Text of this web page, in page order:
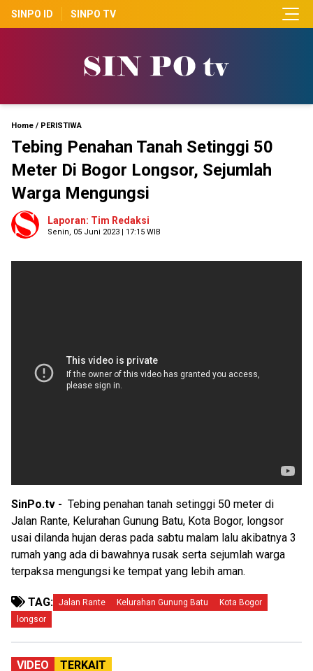
SINPO ID SINPO TV
Home / PERISTIWA
Tebing Penahan Tanah Setinggi 50
Meter Di Bogor Longsor, Sejumlah
Warga Mengungsi
Laporan: Tim Redaksi
Senin, 05 Juni 2023 | 17:15 WIB
SinPo.tv - Tebing penahan tanah setinggi 50 meter di
Jalan Rante, Kelurahan Gunung Batu, Kota Bogor, longsor
usai dilanda hujan deras pada sabtu malam lalu akibatnya 3
rumah yang ada di bawahnya rusak serta sejumlah warga
terpaksa mengungsi ke tempat yang lebih aman.
TAG: Jalan Rante Kelurahan Gunung Batu
Kota Bogor
longsor
VIDEO TERKAIT